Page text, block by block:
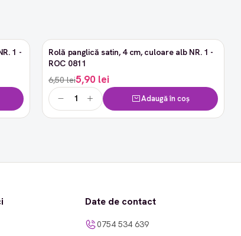
1 -
-9%
Rolă panglică satin, 4 cm, culoare alb NR. 1 -
ROC 0811
6,50 lei5,90 lei
Adaugă în coș
Date de contact
0754 534 639